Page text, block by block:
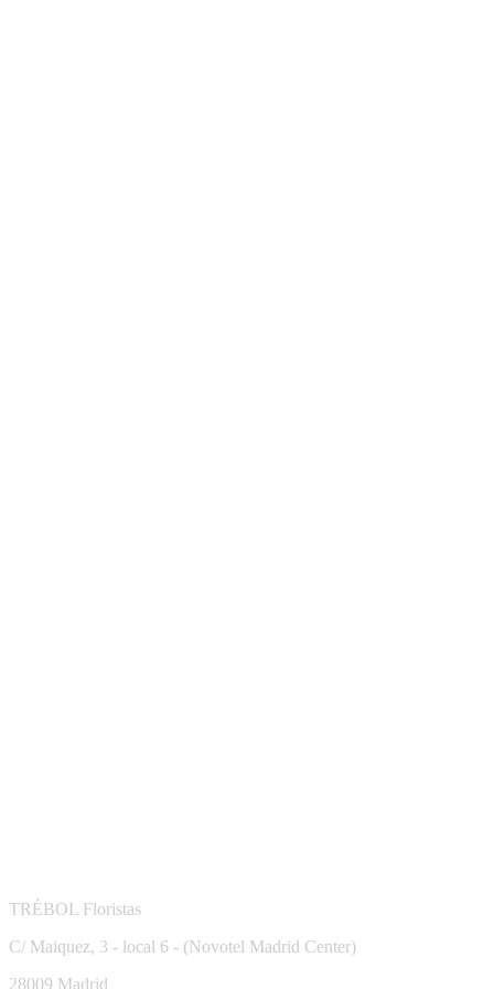
TRÉBOL Floristas
C/ Maiquez, 3 - local 6 - (Novotel Madrid Center)
28009 Madrid